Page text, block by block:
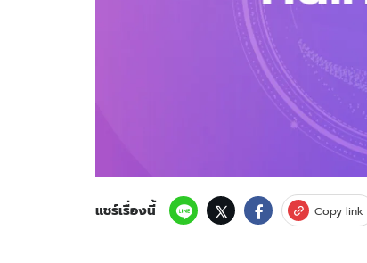
บริษัท อิมเมจ ฟิวเจอร์ (ประเทศไทย) จำกัด
แชร์เรื่องนี้ Copy link